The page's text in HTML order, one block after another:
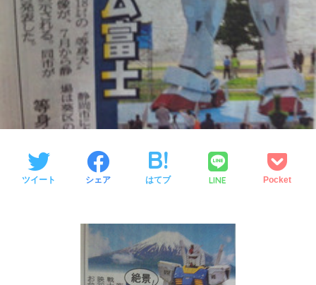
ツイート シェア はてブ LINE Pocket